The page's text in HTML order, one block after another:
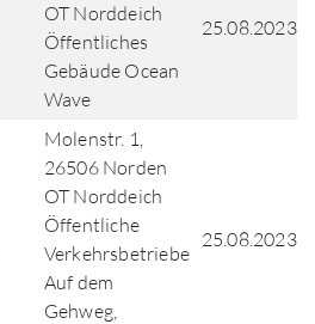
OT Norddeich
Öffentliches
Gebäude Ocean
Wave
25.08.2023
Molenstr. 1,
26506 Norden
OT Norddeich
Öffentliche
Verkehrsbetriebe
Auf dem
Gehweg,
25.08.2023